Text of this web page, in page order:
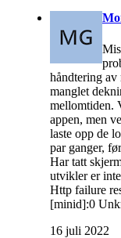
håndtering av
manglet
mellomtiden.
appen, men
laste opp de
par ganger,
Har tatt
utvikler er
Http failure
[minid]:0
16 juli 2022